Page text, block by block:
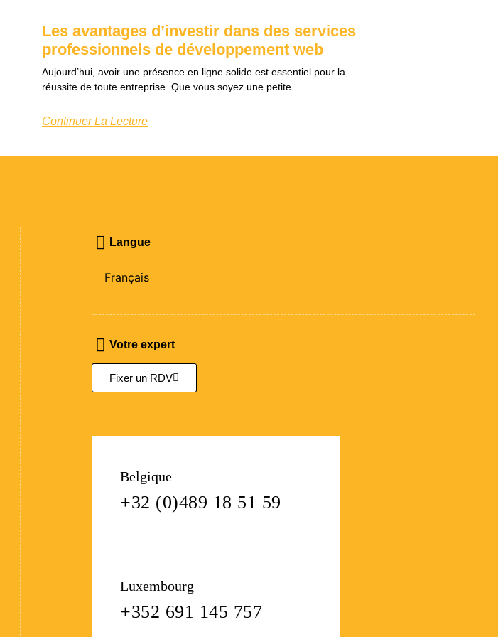
Les avantages d’investir dans des services
professionnels de développement web
Aujourd’hui, avoir une présence en ligne solide est essentiel pour la
réussite de toute entreprise. Que vous soyez une petite
Continuer La Lecture
Langue
Français
Votre expert
Fixer un RDV
Belgique
+32 (0)489 18 51 59
Luxembourg
+352 691 145 757